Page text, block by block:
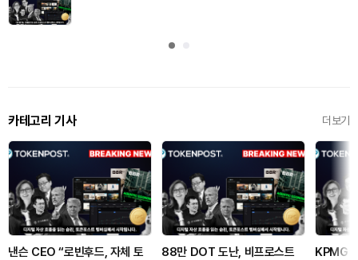
카테고리 기사 더보기
낸슨 CEO “로빈후드, 자체 토
88만 DOT 도난, 비프로스트
KPMG “